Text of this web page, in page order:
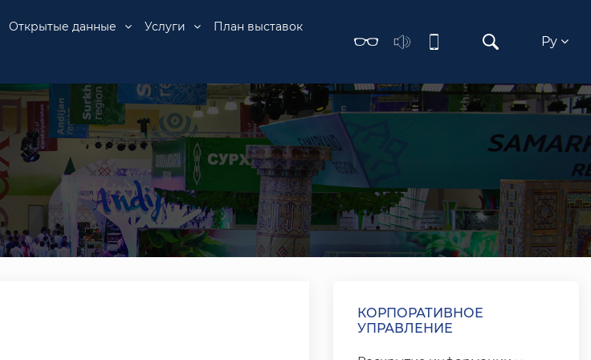
Открытые данные Услуги План выставок
Ру
КОРПОРАТИВНОЕ
УПРАВЛЕНИЕ